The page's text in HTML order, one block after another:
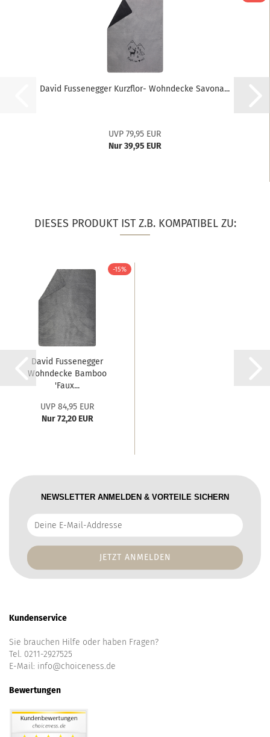
David Fussenegger Kurzflor- Wohndecke Savona...
UVP 79,95 EUR
Nur 39,95 EUR
DIESES PRODUKT IST Z.B. KOMPATIBEL ZU:
-15%
David Fussenegger
Wohndecke Bamboo
'Faux...
UVP 84,95 EUR
Nur 72,20 EUR
NEWSLETTER ANMELDEN & VORTEILE SICHERN
Deine
E-
Addresse
Kundenservice
Sie brauchen Hilfe oder haben Fragen?
Tel. 0211-2927525
E-Mail: info@choiceness.de
Bewertungen